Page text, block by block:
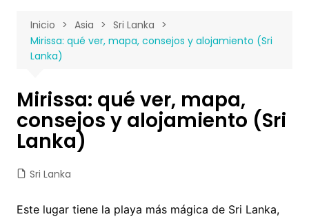
Inicio Asia
Sri Lanka
Mirissa: qué ver, mapa, consejos y alojamiento (Sri
Lanka)
Mirissa: qué ver, mapa,
consejos y alojamiento (Sri
Lanka)
Sri Lanka
Este lugar tiene la playa más mágica de Sri Lanka,